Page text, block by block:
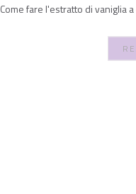
Come fare l'estratto di vaniglia